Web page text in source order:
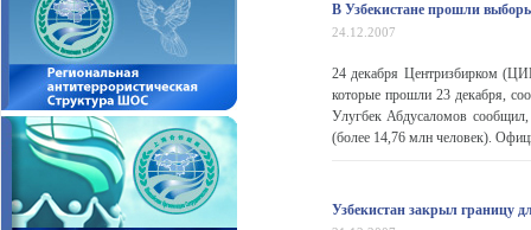
В Узбекистане прошли
24.12.2007
24 декабря Центризбирком
которые прошли 23 декабря,
Улугбек Абдусаломов сообщил,
(более 14,76 млн человек).
Узбекистан закрыл границу